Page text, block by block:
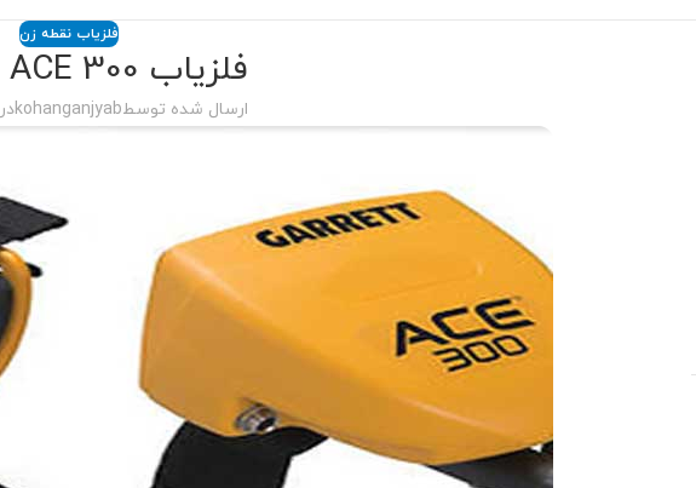
فلزیاب نقطه زن
فلزیاب Garrett ACE 300
ارسال شده توسطkohanganjyabدر 1403-08-12